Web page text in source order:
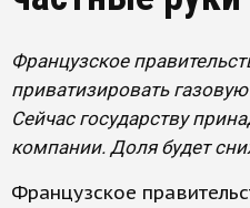
Французское
приватизировать
Сейчас государству
компании. Доля будет
Французское